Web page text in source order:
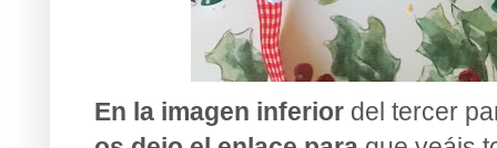
En la imagen inferior del tercer